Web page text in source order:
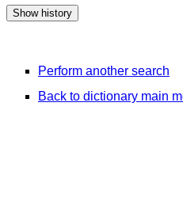
Perform another search
Back to dictionary main